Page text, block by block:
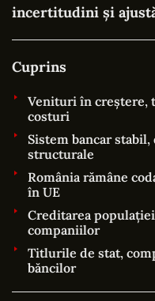
incertitudini și
Cuprins
Venituri în creștere,
costuri
Sistem bancar
structurale
România rămâne
în UE
Creditarea
companiilor
Titlurile de stat,
băncilor